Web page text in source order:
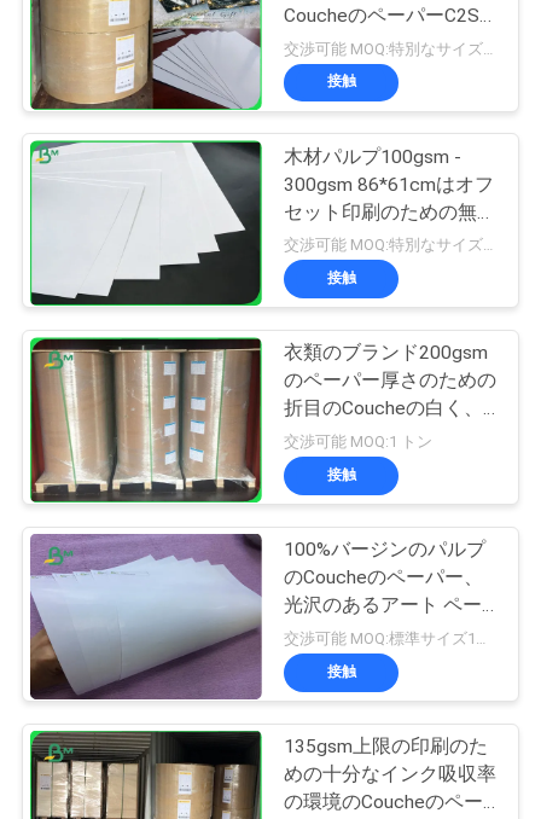
ニ
ュ
ー
件
図
プ
ラ
イ
バ
シ
アイボリー紙のペ
ーパー
318
灰色の chipboard
薄板にされた灰色板
151
CoucheのペーパーC2S
光沢のある上塗を施して
ある芸術のカード紙
接触
木材パルプ100gsm -
300gsm 86*61cmはオフ
セット印刷のための無光
沢のペーパーに塗りまし
た
交渉可能 MOQ:特別なサイズの共通のサイズ及び10トンのための1トン
接触
衣類のブランド200gsm
のペーパー厚さのための
折目のCoucheの白く、
反ペーパー
交渉可能 MOQ:1 トン
接触
100%バージンのパルプ
のCoucheのペーパー、
光沢のあるアート ペー
パー受け入れられる
OEM/ODMの
接触
135gsm上限の印刷のた
めの十分なインク吸収率
の環境のCoucheのペー